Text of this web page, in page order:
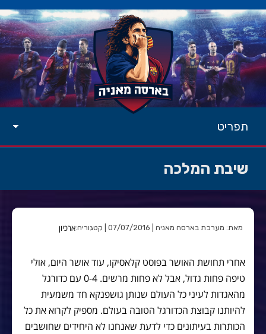
תפריט
שיבת המלכה
מאת: מערכת בארסה מאניה | 07/07/2016 | קטגוריה: ארכיון
אחרי תחושת האושר בפוסט קלאסיקו, עוד אושר היום, אולי
טיפה פחות גדול, אבל לא פחות מרשים. 0-4 עם כדורגל
מהאגדות לעיני כל העולם שנותן גושפנקא חד משמעית
להיותנו קבוצת הכדורגל הטובה בעולם. מספיק לקרוא את כל
הכותרות בעיתונים כדי לדעת שאנחנו לא היחידים שחושבים